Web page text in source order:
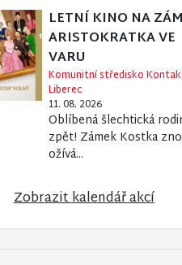
LETNÍ KINO NA
ARISTOKRATKA VE
VARU
Komunitní středisko
Liberec
11. 08. 2026
Oblíbená šlechtická
zpět! Zámek Kostka
ožívá...
Zobrazit kalendář akcí